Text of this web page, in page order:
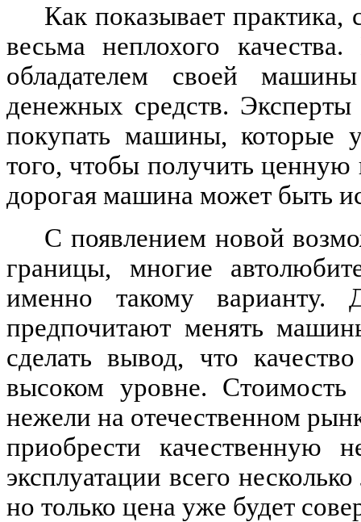
Как показывает
весьма неплохого
обладателем своей
денежных средств.
покупать машины, которые
того, чтобы получить ценную
дорогая машина может быть
С появлением новой
границы, многие
именно такому
предпочитают менять
сделать вывод, что
высоком уровне.
нежели на отечественном
приобрести качественную
эксплуатации всего
но только цена уже будет